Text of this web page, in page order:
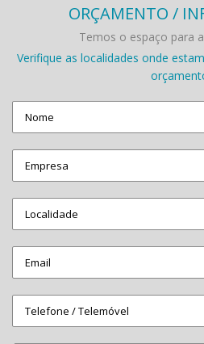
ORÇAMENTO /
Temos o espaço para
Verifique as localidades onde